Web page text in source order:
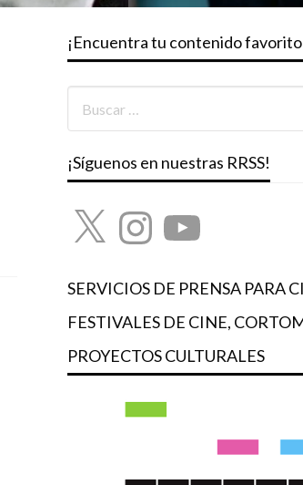
¡Encuentra tu contenido
¡Síguenos en nuestras RRSS!
X InstagramYouTube
SERVICIOS DE PRENSA PARA
FESTIVALES DE CINE,
PROYECTOS CULTURALES